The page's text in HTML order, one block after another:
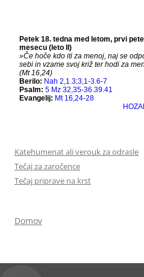
Katehumenat ali verouk za odrasle
Tečaj za zaročence
Tečaj priprave na krst
Domov